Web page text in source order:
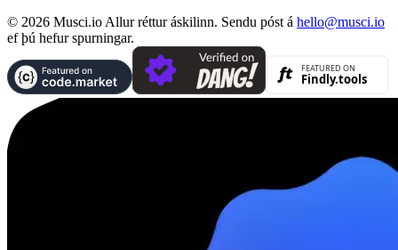
© 2026 Musci.io Allur réttur áskilinn. Sendu póst á hello@musci.io
ef þú hefur spurningar.